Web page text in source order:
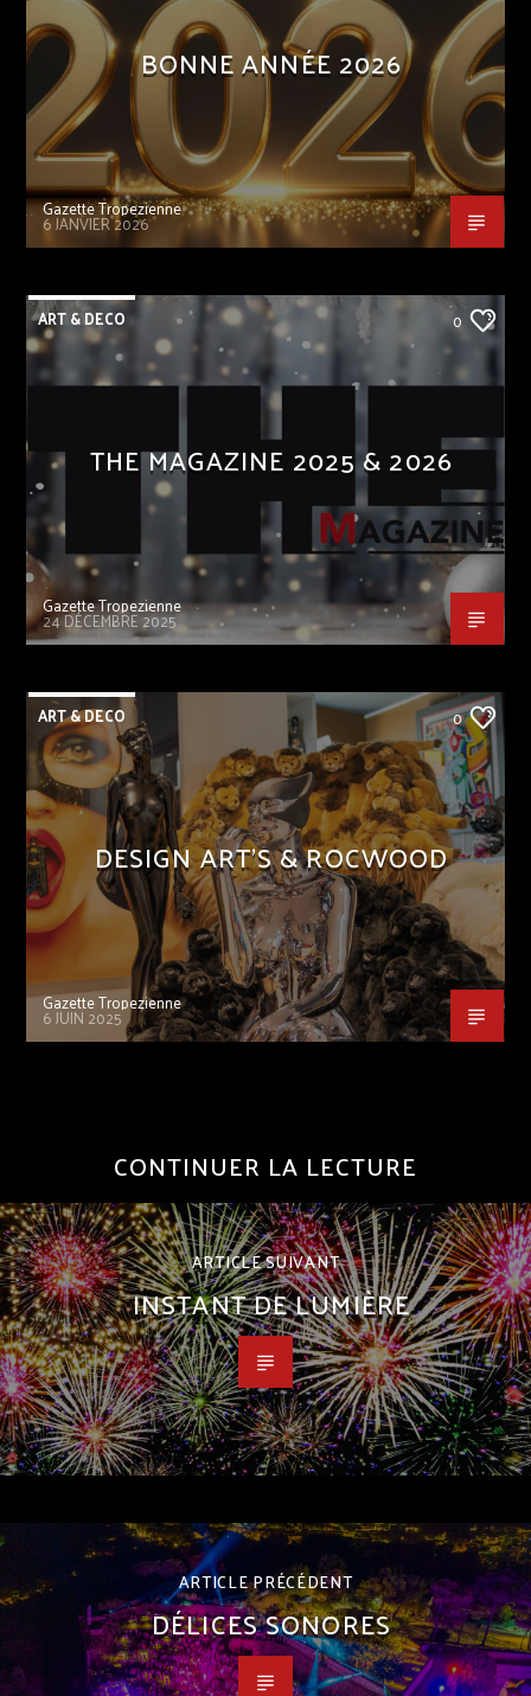
BONNE ANNÉE 2026
Gazette Tropezienne
6 JANVIER 2026
ART & DECO 0
THE MAGAZINE 2025 & 2026
Gazette Tropezienne
24 DÉCEMBRE 2025
ART & DECO 0
DESIGN ART’S & ROCWOOD
Gazette Tropezienne
6 JUIN 2025
CONTINUER LA LECTURE
ARTICLE SUIVANT
INSTANT DE LUMIÈRE
ARTICLE PRÉCÉDENT
DÉLICES SONORES